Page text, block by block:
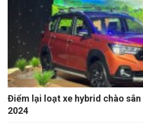
Điểm lại loạt xe hybrid chào
2024